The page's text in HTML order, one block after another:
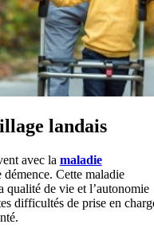
landais
avec la maladie
Cette maladie
qualité de vie et l’autonomie
difficultés de prise en